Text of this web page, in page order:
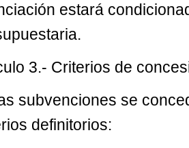
estará
3.- Criterios de
subvenciones se
definitorios: